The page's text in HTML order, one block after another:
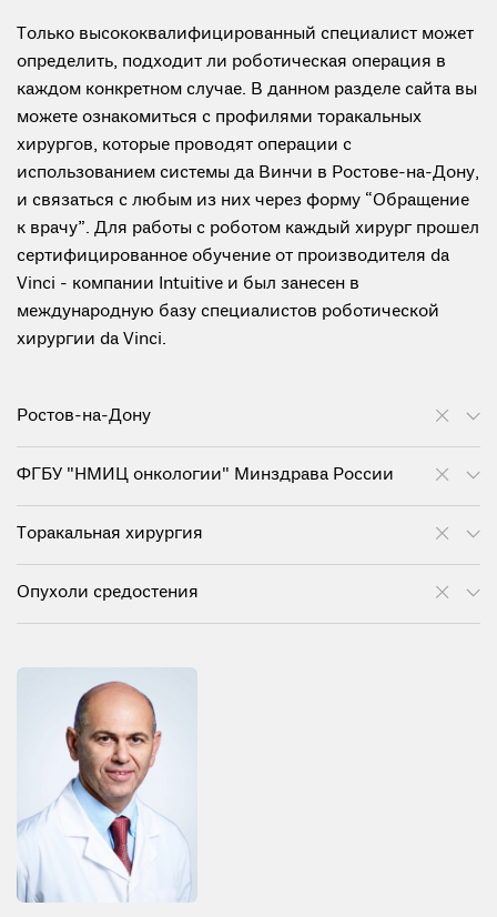
Только высококвалифицированный специалист может
определить, подходит ли роботическая операция в
каждом конкретном случае. В данном разделе сайта вы
можете ознакомиться с профилями торакальных
хирургов, которые проводят операции с
использованием системы да Винчи в Ростове-на-Дону,
и связаться с любым из них через форму “Обращение
к врачу”. Для работы с роботом каждый хирург прошел
сертифицированное обучение от производителя da
Vinci - компании Intuitive и был занесен в
международную базу специалистов роботической
хирургии da Vinci.
Ростов-на-Дону
ФГБУ "НМИЦ онкологии" Минздрава России
Торакальная хирургия
Опухоли средостения